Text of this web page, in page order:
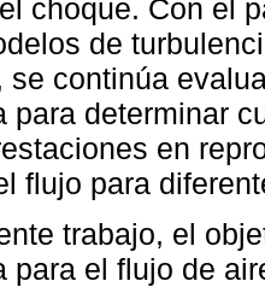
choque. Con el
de
se continúa
para determinar
en
flujo para
trabajo, el
para el flujo de